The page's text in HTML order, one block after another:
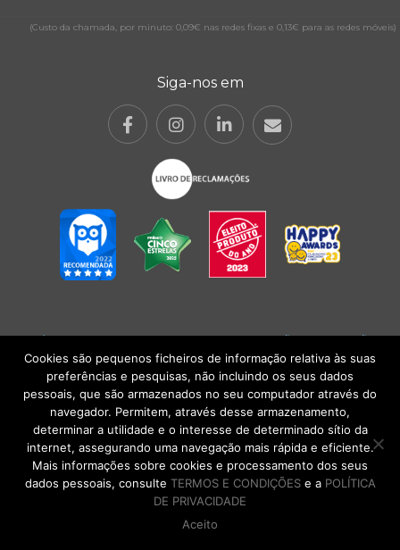
(Custo da chamada, por minuto: 0,09€ nas redes fixas e 0,13€ para as redes móveis)
Siga-nos em
POLÍTICA DE PRIVACIDADE|TERMOS E CONDIÇÕESlCONDIÇÕES
GERAIS DE VENDA| Alberto Oculista, SA 2026. Todos os direitos reservados.
DE VOLTA AO TOPO
Cookies são pequenos ficheiros de informação relativa às suas
preferências e pesquisas, não incluindo os seus dados
pessoais, que são armazenados no seu computador através do
navegador. Permitem, através desse armazenamento,
determinar a utilidade e o interesse de determinado sítio da
internet, assegurando uma navegação mais rápida e eficiente.
Mais informações sobre cookies e processamento dos seus
dados pessoais, consulte TERMOS E CONDIÇÕESe a POLÍTICA
DE PRIVACIDADE
Aceito